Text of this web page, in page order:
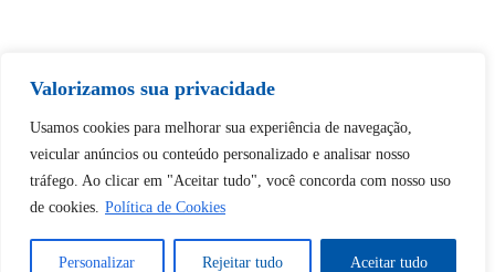
Valorizamos sua privacidade
Usamos cookies para melhorar sua experiência de navegação,
veicular anúncios ou conteúdo personalizado e analisar nosso
tráfego. Ao clicar em "Aceitar tudo", você concorda com nosso uso
de cookies. Política de Cookies
Personalizar Rejeitar tudo Aceitar tudo
Tem certeza de que deseja
Desbloquear esquerda : 0
Sim Não